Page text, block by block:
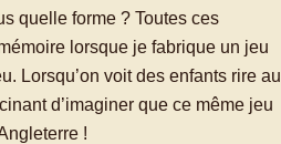
quelle forme ? Toutes ces
lorsque je fabrique un jeu
Lorsqu’on voit des enfants rire au
d’imaginer que ce même jeu
!